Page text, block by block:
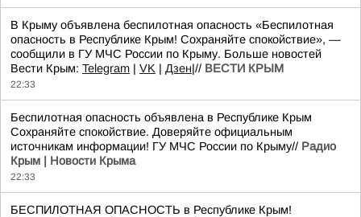
В Крыму объявлена беспилотная опасность «Беспилотная
опасность в Республике Крым! Сохраняйте спокойствие», —
сообщили в ГУ МЧС России по Крыму. Больше новостей
Вести Крым: Telegram | VK | Дзен|// ВЕСТИ КРЫМ
22:33
Беспилотная опасность объявлена в Республике Крым
Сохраняйте спокойствие. Доверяйте официальным
источникам информации! ГУ МЧС России по Крыму// Радио
Крым | Новости Крыма
22:33
БЕСПИЛОТНАЯ ОПАСНОСТЬ в Республике Крым!